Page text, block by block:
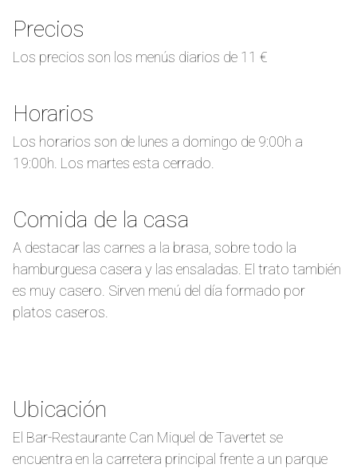
Precios
Los precios son los menús diarios de 11 €
Horarios
Los horarios son de lunes a domingo de 9:00h a
19:00h. Los martes esta cerrado.
Comida de la casa
A destacar las carnes a la brasa, sobre todo la
hamburguesa casera y las ensaladas. El trato también
es muy casero. Sirven menú del día formado por
platos caseros.
Ubicación
El Bar-Restaurante Can Miquel de Tavertet se
encuentra en la carretera principal frente a un parque